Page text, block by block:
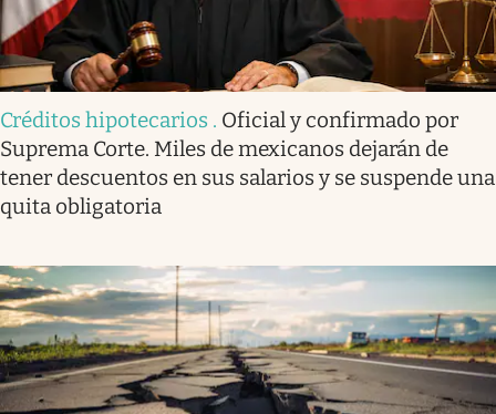
Créditos hipotecarios . Oficial y confirmado por
Suprema Corte. Miles de mexicanos dejarán de
tener descuentos en sus salarios y se suspende una
quita obligatoria